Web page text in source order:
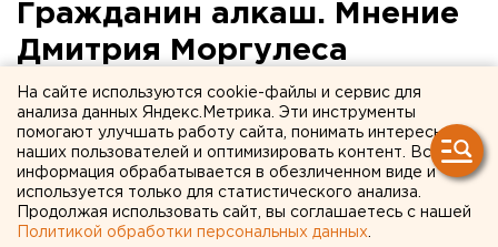
Гражданин алкаш. Мнение
Дмитрия Моргулеса
На сайте используются cookie-файлы и сервис для
анализа данных Яндекс.Метрика. Эти инструменты
помогают улучшать работу сайта, понимать интересы
наших пользователей и оптимизировать контент. Вся
информация обрабатывается в обезличенном виде и
используется только для статистического анализа.
Продолжая использовать сайт, вы соглашаетесь с нашей
Политикой обработки персональных данных